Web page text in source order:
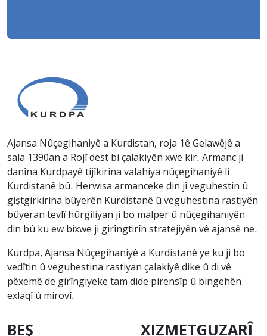
Ajansa Nûçegihaniyê a Kurdistan, roja 1ê Gelawêjê a
sala 1390an a Rojî dest bi çalakiyên xwe kir. Armanc ji
danîna Kurdpayê tijîkirina valahiya nûçegihaniyê li
Kurdistanê bû. Herwisa armanceke din jî veguhestin û
giştgirkirina bûyerên Kurdistanê û veguhestina rastiyên
bûyeran tevlî hûrgiliyan ji bo malper û nûçegihaniyên
din bû ku ew bixwe ji girîngtirîn stratejiyên vê ajansê ne.
Kurdpa, Ajansa Nûçegihaniyê a Kurdistanê ye ku ji bo
vedîtin û veguhestina rastiyan çalakiyê dike û di vê
pêxemê de girîngiyeke tam dide pirensîp û bingehên
exlaqî û mirovî.
BEŞ XIZMETGUZARÎ